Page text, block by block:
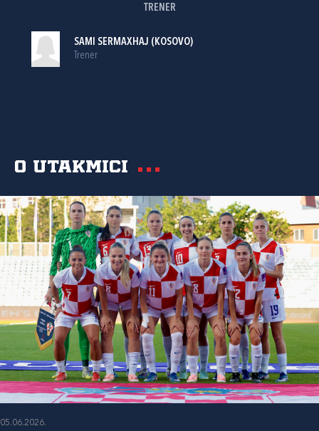
TRENER
SAMI SERMAXHAJ (KOSOVO)
Trener
O utakmici
05.06.2026.